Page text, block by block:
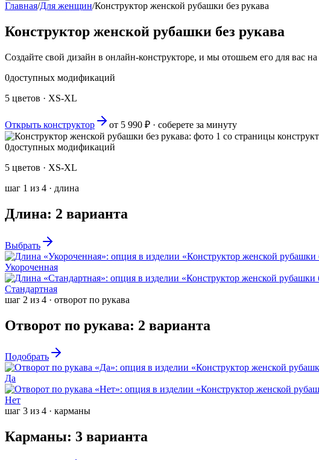
Главная/Для женщин/Конструктор женской рубашки без рукава
Конструктор женской рубашки без рукава
Создайте свой дизайн в онлайн-конструкторе, и мы отошьем его для вас
0доступных модификаций
5 цветов · XS-XL
Открыть конструктор от 5 990 ₽ · соберете за минуту
0доступных модификаций
5 цветов · XS-XL
шаг 1 из 4 · длина
Длина: 2 варианта
Выбрать
Укороченная
Стандартная
шаг 2 из 4 · отворот по рукава
Отворот по рукава: 2 варианта
Подобрать
Да
Нет
шаг 3 из 4 · карманы
Карманы: 3 варианта